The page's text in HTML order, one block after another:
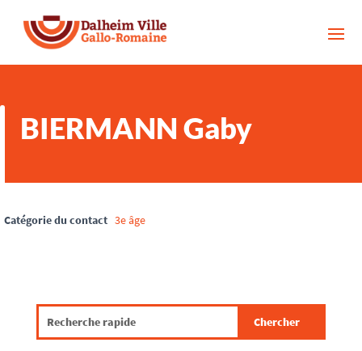
BIERMANN Gaby
Catégorie du contact 3e âge